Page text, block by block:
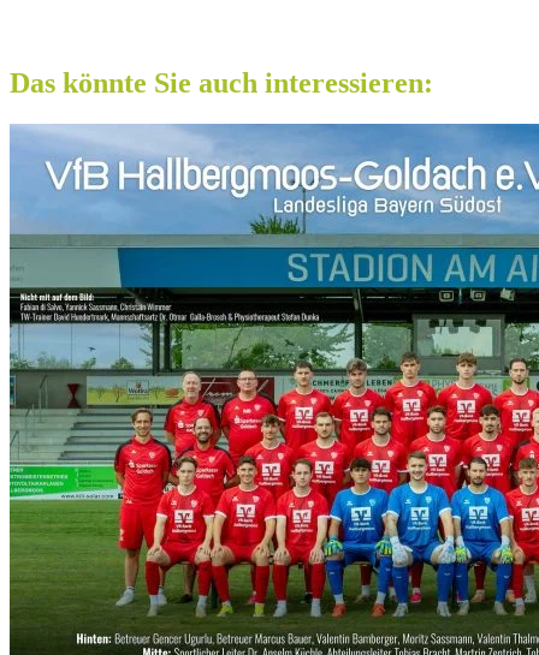
Das könnte Sie auch interessieren: